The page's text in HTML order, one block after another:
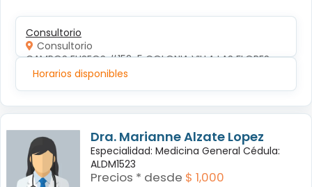
Consultorio
Consultorio
CAMPOS ELISEOS #152-5 COLONIA VILLA LAS FLORES
Horarios disponibles
Dra. Marianne Alzate Lopez
Especialidad: Medicina General Cédula:
ALDM1523
Precios * desde $ 1,000